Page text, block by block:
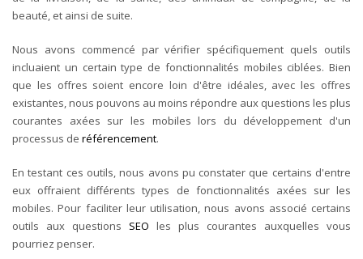
beauté, et ainsi de suite.
Nous avons commencé par vérifier spécifiquement quels outils
incluaient un certain type de fonctionnalités mobiles ciblées. Bien
que les offres soient encore loin d'être idéales, avec les offres
existantes, nous pouvons au moins répondre aux questions les plus
courantes axées sur les mobiles lors du développement d'un
processus de référencement.
En testant ces outils, nous avons pu constater que certains d'entre
eux offraient différents types de fonctionnalités axées sur les
mobiles. Pour faciliter leur utilisation, nous avons associé certains
outils aux questions SEO les plus courantes auxquelles vous
pourriez penser.